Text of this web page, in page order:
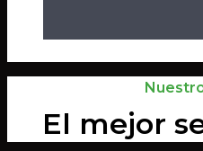
El mejor